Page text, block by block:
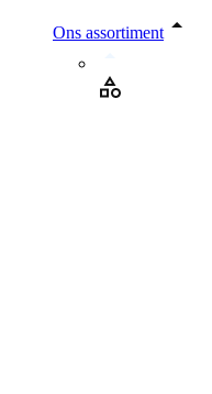
Ons assortiment